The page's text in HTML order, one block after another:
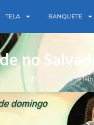
TELA BANQUETE
no
< 1 minuto de